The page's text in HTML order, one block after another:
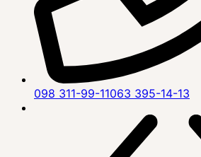
098 311-99-11063 395-14-13